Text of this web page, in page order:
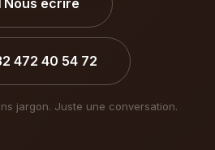
472 40 54 72
jargon. Juste une conversation.